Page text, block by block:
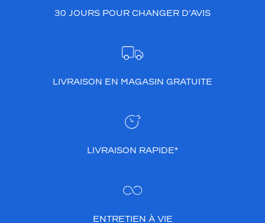
30 JOURS POUR CHANGER D’AVIS
LIVRAISON EN MAGASIN GRATUITE
LIVRAISON RAPIDE*
ENTRETIEN À VIE